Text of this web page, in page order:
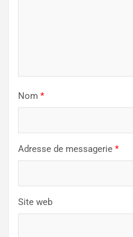
Nom *
Adresse de messagerie *
Site web